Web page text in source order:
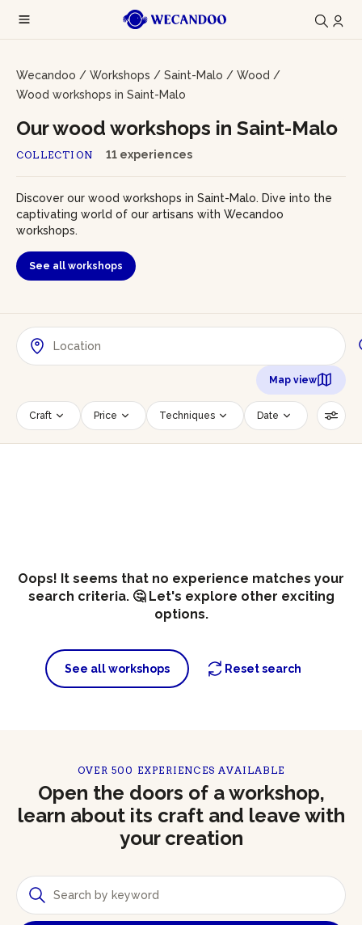
Wecandoo / Workshops / Saint-Malo / Wood /
Wood workshops in Saint-Malo
COLLECTION 11 experiences
Our wood workshops in Saint-Malo
Discover our wood workshops in Saint-Malo. Dive into the
captivating world of our artisans with Wecandoo
workshops.
See all workshops
Map view
Craft Price Techniques Date
Time slot Number of persons
Oops! It seems that no experience matches your
search criteria. 🤔 Let's explore other exciting
options.
See all workshops Reset search
OVER 500 EXPERIENCES AVAILABLE
Open the doors of a workshop,
learn about its craft and leave with
your creation